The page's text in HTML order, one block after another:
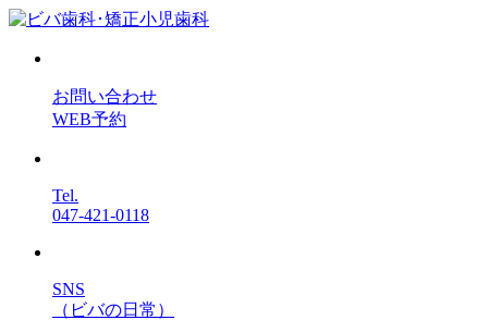
お問い合わせ
WEB予約
Tel.
047-421-0118
SNS
（ビバの日常）